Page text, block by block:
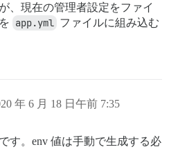
、現在の管理者設定をファイ
app.yml ファイルに組み込む
年 6 月 18 日午前 7:35
す。env 値は手動で生成する必